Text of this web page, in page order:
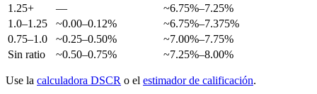
1.25+
—
~6.75%–7.25%
1.0–1.25
~0.00–0.12%
~6.75%–7.375%
0.75–1.0
~0.25–0.50%
~7.00%–7.75%
Sin ratio
~0.50–0.75% ~7.25%–8.00%
Use la calculadora DSCR o el estimador de calificación.